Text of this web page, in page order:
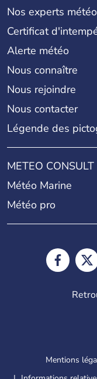
Nos experts météo
Certificat
Alerte météo
Nous connaître
Nous rejoindre
Nous contacter
Légende des
METEO CONSULT
Météo Marine
Météo pro
Mentions